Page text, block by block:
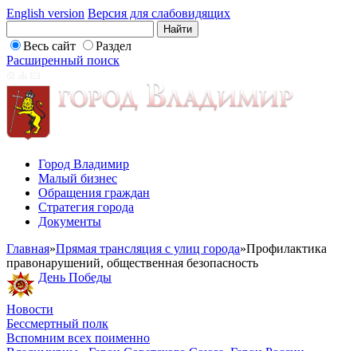
English version Версия для слабовидящих
Весь сайт
Раздел
Расширенный поиск
Город Владимир
Малый бизнес
Обращения граждан
Стратегия города
Документы
Главная»Прямая трансляция с улиц города»Профилактика
правонарушений, общественная безопасность
День Победы
Новости
Бессмертный полк
Вспомним всех поименно